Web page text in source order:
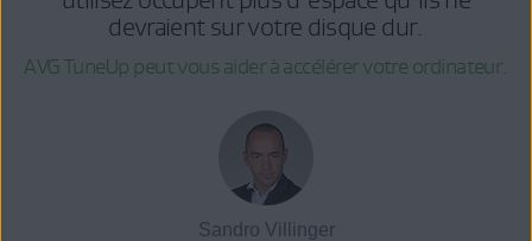
devraient sur votre disque dur.
AVG TuneUp peut vous aider à accélérer votre ordinateur.
Sandro Villinger